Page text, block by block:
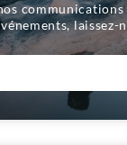
communications
laissez-